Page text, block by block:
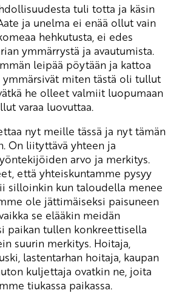
tuli totta ja käsin
ja unelma ei enää ollut vain
hehkutusta, ei edes
ymmärrystä ja avautumista.
leipää pöytään ja kattoa
ymmärsivät miten tästä oli tullut
he olleet valmiit luopumaan
varaa luovuttaa.
nyt meille tässä ja nyt tämän
On liityttävä yhteen ja
arvo ja merkitys.
että yhteiskuntamme pysyy
silloinkin kun taloudella menee
ole jättimäiseksi paisuneen
se elääkin meidän
paikan tullen konkreettisella
suurin merkitys. Hoitaja,
lastentarhan hoitaja, kaupan
kuljettaja ovatkin ne, joita
tiukassa paikassa.